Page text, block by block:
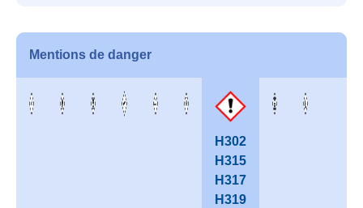
Mentions de danger
H302
H315
H317
H319